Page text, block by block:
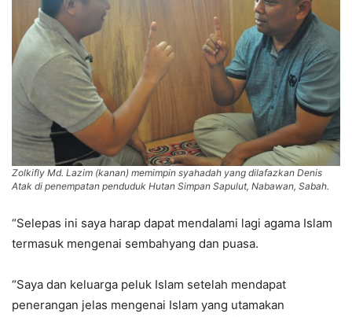
Zolkifly Md. Lazim (kanan) memimpin syahadah yang dilafazkan Denis
Atak di penempatan penduduk Hutan Simpan Sapulut, Nabawan, Sabah.
“Selepas ini saya harap dapat mendalami lagi agama Islam
termasuk mengenai sembahyang dan puasa.
“Saya dan keluarga peluk Islam setelah mendapat
penerangan jelas mengenai Islam yang utamakan